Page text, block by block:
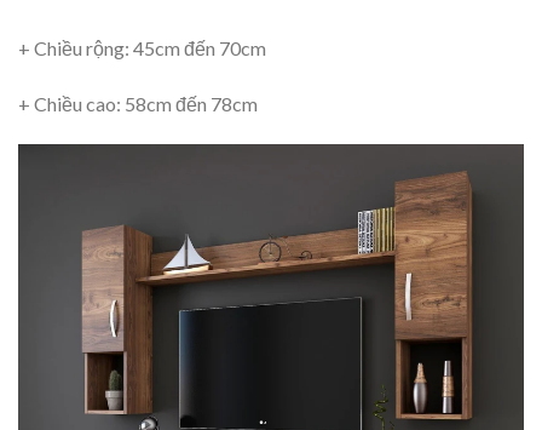
+ Chiều rộng: 45cm đến 70cm
+ Chiều cao: 58cm đến 78cm